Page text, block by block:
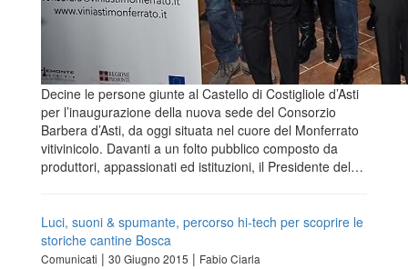
Decine le persone giunte al Castello di Costigliole d’Asti
per l’inaugurazione della nuova sede del Consorzio
Barbera d’Asti, da oggi situata nel cuore del Monferrato
vitivinicolo. Davanti a un folto pubblico composto da
produttori, appassionati ed istituzioni, il Presidente del…
Luci, suoni & spumante, percorso hi-tech per scoprire le
storiche cantine Bosca
Comunicati | 30 Giugno 2015 | Fabio Ciarla